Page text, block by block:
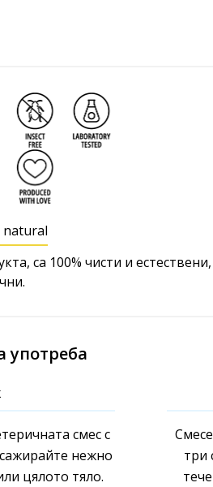
natural
са 100% чисти и естествени,
употреба
смес с
нежно
цялото тяло.
три